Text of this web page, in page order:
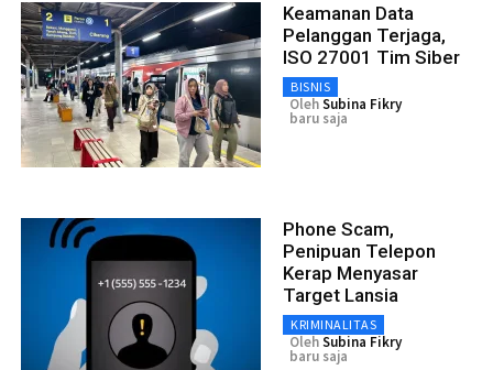
Keamanan Data
Pelanggan Terjaga,
ISO 27001 Tim Siber
BISNIS
OlehSubina Fikry
baru saja
Phone Scam,
Penipuan Telepon
Kerap Menyasar
Target Lansia
KRIMINALITAS
OlehSubina Fikry
baru saja